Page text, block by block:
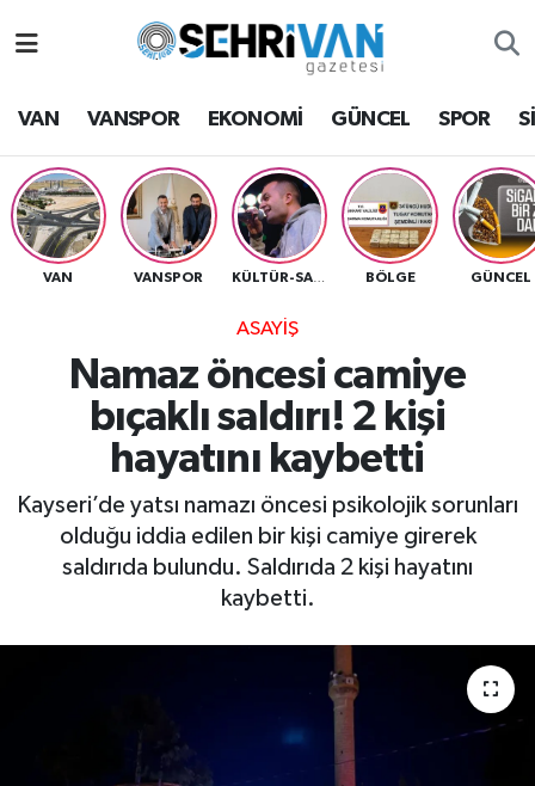
VAN VANSPOR EKONOMİ GÜNCEL SPOR
VAN VANSPOR KÜLTÜR-SANAT BÖLGE GÜNCEL
ASAYİŞ
Namaz öncesi camiye
bıçaklı saldırı! 2 kişi
hayatını kaybetti
Kayseri’de yatsı namazı öncesi psikolojik sorunları
olduğu iddia edilen bir kişi camiye girerek
saldırıda bulundu. Saldırıda 2 kişi hayatını
kaybetti.
Van Hava Durumu
VAN Namaz Vakitleri
Van Trafik Yoğunluk Haritası
Süper Lig Puan Durumu ve Fikstür
Tüm Manşetler
Son Dakika Haberleri
Haber Arşivi